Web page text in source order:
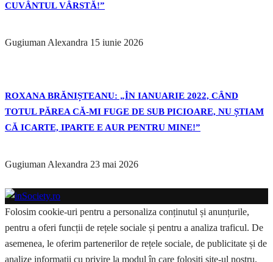
CUVÂNTUL VÂRSTĂ!”
Gugiuman Alexandra 15 iunie 2026
ROXANA BRĂNIȘTEANU: „ÎN IANUARIE 2022, CÂND
TOTUL PĂREA CĂ-MI FUGE DE SUB PICIOARE, NU ȘTIAM
CĂ ICARTE, IPARTE E AUR PENTRU MINE!”
Gugiuman Alexandra 23 mai 2026
Folosim cookie-uri pentru a personaliza conținutul și anunțurile,
pentru a oferi funcții de rețele sociale și pentru a analiza traficul. De
asemenea, le oferim partenerilor de rețele sociale, de publicitate și de
analize informații cu privire la modul în care folosiți site-ul nostru.